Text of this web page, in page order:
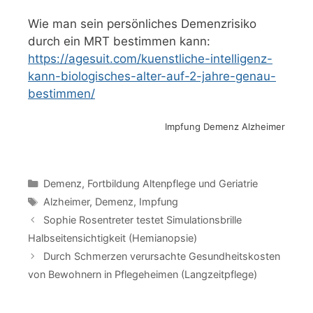
Wie man sein persönliches Demenzrisiko
durch ein MRT bestimmen kann:
https://agesuit.com/kuenstliche-intelligenz-
kann-biologisches-alter-auf-2-jahre-genau-
bestimmen/
Impfung Demenz Alzheimer
Kategorien
Demenz, Fortbildung Altenpflege und Geriatrie
Schlagwörter
Alzheimer, Demenz, Impfung
Sophie Rosentreter testet Simulationsbrille
Halbseitensichtigkeit (Hemianopsie)
Durch Schmerzen verursachte Gesundheitskosten
von Bewohnern in Pflegeheimen (Langzeitpflege)